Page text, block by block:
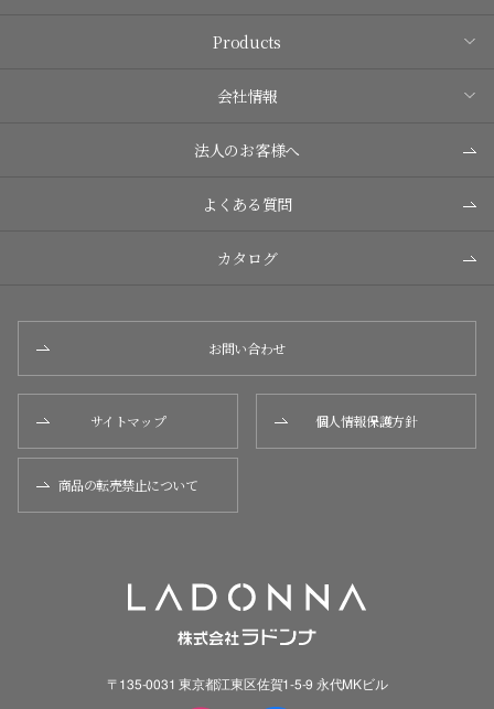
Products
会社情報
法人のお客様へ
よくある質問
カタログ
お問い合わせ
サイトマップ 個人情報保護方針
商品の転売禁止について
〒135-0031 東京都江東区佐賀1-5-9 永代MKビル